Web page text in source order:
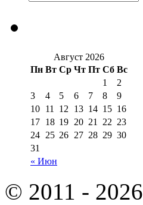
Август 2026
Пн Вт Ср Чт Пт Сб Вс
« Июн
1
2
3
4 5 6 7 8
9
10 11 12 13 14 15 16
17 18 19 20 21 22 23
24 25 26 27 28 29 30
31
© 2011 - 2026